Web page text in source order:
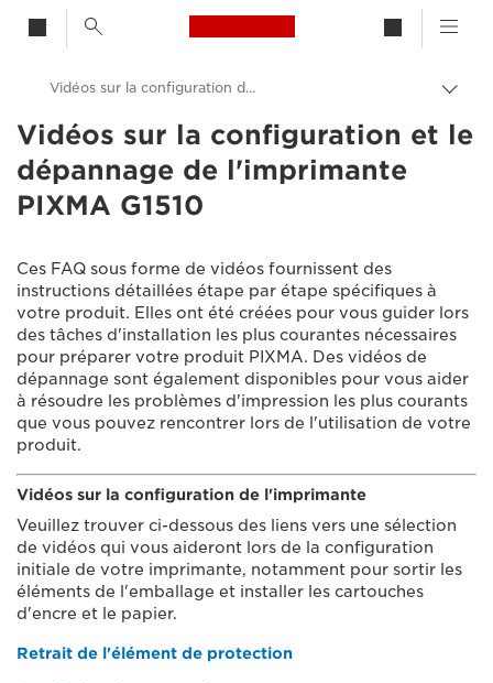
Canon Logo, back to
entre
les
Canon
Assistance produits clients
Vidéos sur la configuration de l'imprimante PIXMA G1510
Vidéos sur la configuration et le
dépannage de l'imprimante
PIXMA G1510
Ces FAQ sous forme de vidéos fournissent des
instructions détaillées étape par étape spécifiques à
votre produit. Elles ont été créées pour vous guider lors
des tâches d'installation les plus courantes nécessaires
pour préparer votre produit PIXMA. Des vidéos de
dépannage sont également disponibles pour vous aider
à résoudre les problèmes d'impression les plus courants
que vous pouvez rencontrer lors de l'utilisation de votre
produit.
Vidéos sur la configuration de l'imprimante
Veuillez trouver ci-dessous des liens vers une sélection
de vidéos qui vous aideront lors de la configuration
initiale de votre imprimante, notamment pour sortir les
éléments de l'emballage et installer les cartouches
d'encre et le papier.
Retrait de l'élément de protection